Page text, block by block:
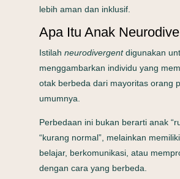
lebih aman dan inklusif.
Apa Itu Anak
Istilah neurodivergentdigunakan
menggambarkan individu yang
otak berbeda dari mayoritas orang
umumnya.
Perbedaan ini bukan berarti anak
“kurang normal”, melainkan
belajar, berkomunikasi, atau
dengan cara yang berbeda.